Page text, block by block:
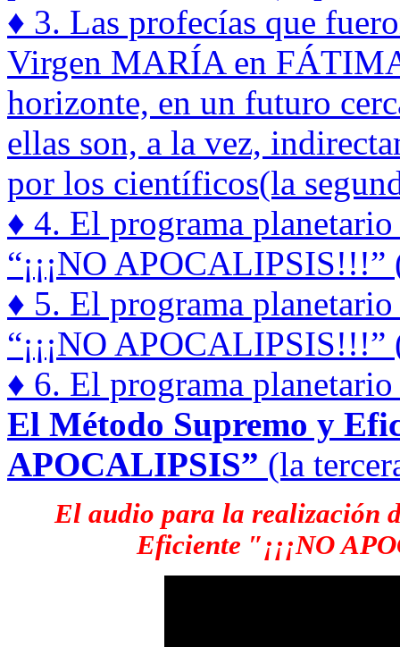
♦ 3. Las profecías que
Virgen MARÍA en
horizonte, en un futuro
ellas son, a la vez,
por los científicos(la
♦ 4. El programa
“¡¡¡NO
♦ 5. El programa
“¡¡¡NO APOCALIPSIS!!!”
♦ 6. El programa
El Método Supremo y
APOCALIPSIS” (la
El audio para la realización
Eficiente ″¡¡¡NO